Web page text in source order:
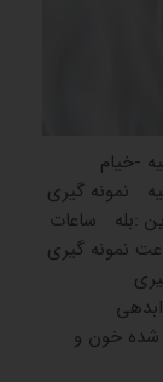
-خیام
نمونه گیری
:بله ساعات
9 صبح الی 8:30 شب ساعت نمونه گیری
گیری
ساعت جوابدهی
انجام شده خون و